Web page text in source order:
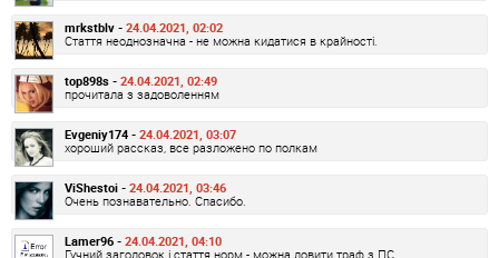
mrkstblv - 24.04.2021, 02:02
Стаття неоднозначна - не можна кидатися в крайності.
top898s - 24.04.2021, 02:49
прочитала з задоволенням
Evgeniy174 - 24.04.2021, 03:07
хороший рассказ, все разложено по полкам
ViShestoi - 24.04.2021, 03:46
Очень познавательно. Спасибо.
Lamer96 - 24.04.2021, 04:10
Гучний заголовок і стаття норм - можна ловити траф з ПС